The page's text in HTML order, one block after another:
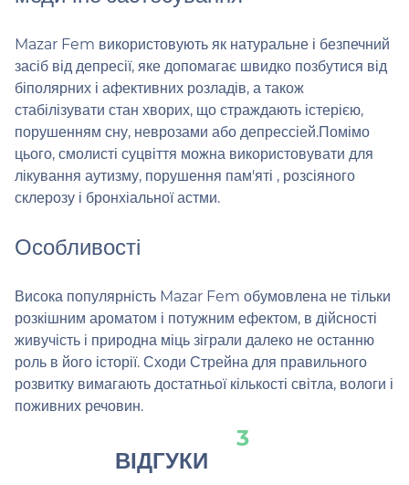
Mazar Fem використовують як натуральне і безпечний
засіб від депресії, яке допомагає швидко позбутися від
біполярних і афективних розладів, а також
стабілізувати стан хворих, що страждають істерією,
порушенням сну, неврозами або депрессіей.Помімо
цього, смолисті суцвіття можна використовувати для
лікування аутизму, порушення пам'яті , розсіяного
склерозу і бронхіальної астми.
Особливості
Висока популярність Mazar Fem обумовлена ​​не тільки
розкішним ароматом і потужним ефектом, в дійсності
живучість і природна міць зіграли далеко не останню
роль в його історії. Сходи Стрейна для правильного
розвитку вимагають достатньої кількості світла, вологи і
поживних речовин.
ВІДГУКИ
3